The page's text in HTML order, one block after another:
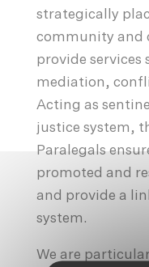
strategically
community and
provide services
mediation,
Acting as
justice system,
Paralegals
promoted and
and provide a
system.
We are